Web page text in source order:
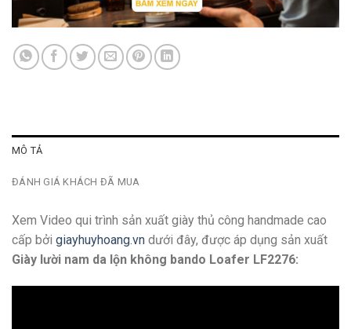
MÔ TẢ
ĐÁNH GIÁ KHÁCH ĐÃ MUA
Xem Video qui trình sản xuất giày thủ công handmade cao
cấp bởi giayhuyhoang.vn dưới đây, được áp dụng sản xuất
Giày lười nam da lộn không bando Loafer LF2276: